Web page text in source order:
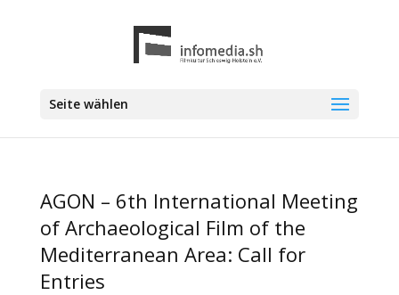
Seite wählen
AGON – 6th International Meeting
of Archaeological Film of the
Mediterranean Area: Call for
Entries